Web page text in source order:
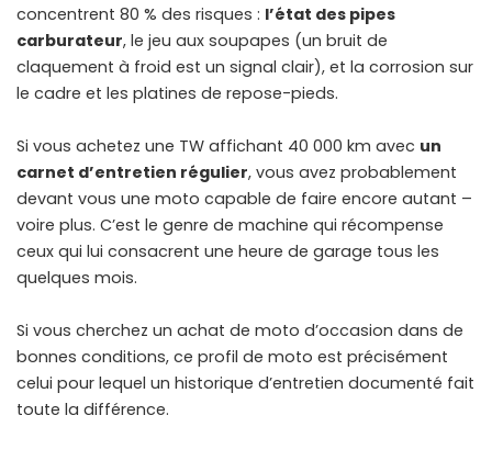
concentrent 80 % des risques : l’état des pipes
carburateur, le jeu aux soupapes (un bruit de
claquement à froid est un signal clair), et la corrosion sur
le cadre et les platines de repose-pieds.
Si vous achetez une TW affichant 40 000 km avec un
carnet d’entretien régulier, vous avez probablement
devant vous une moto capable de faire encore autant –
voire plus. C’est le genre de machine qui récompense
ceux qui lui consacrent une heure de garage tous les
quelques mois.
Si vous cherchez un achat de moto d’occasion dans de
bonnes conditions, ce profil de moto est précisément
celui pour lequel un historique d’entretien documenté fait
toute la différence.